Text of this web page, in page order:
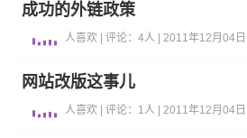
成功的外链政策
人喜欢 | 评论：4人 | 2011年12月04日 |
网站改版这事儿
人喜欢 | 评论：1人 | 2011年12月04日 |